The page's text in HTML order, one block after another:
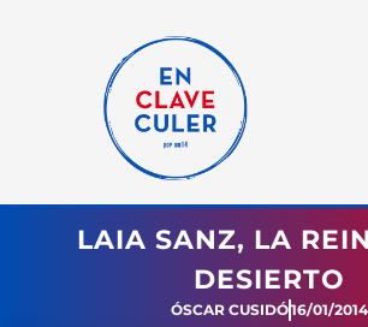
LAIA SANZ, LA
DESIERTO
ÓSCAR CUSIDÓ16/01/2014